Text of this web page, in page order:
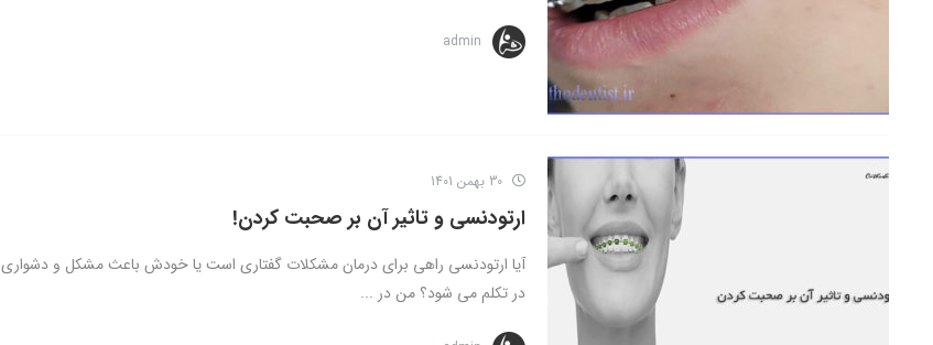
admin
ارتودنسی و تاثیر آن بر صحبت کردن!
آیا ارتودنسی راهی برای درمان مشکلات گفتاری است یا خودش باعث مشکل و دشواری
در تکلم می شود؟ من در ...